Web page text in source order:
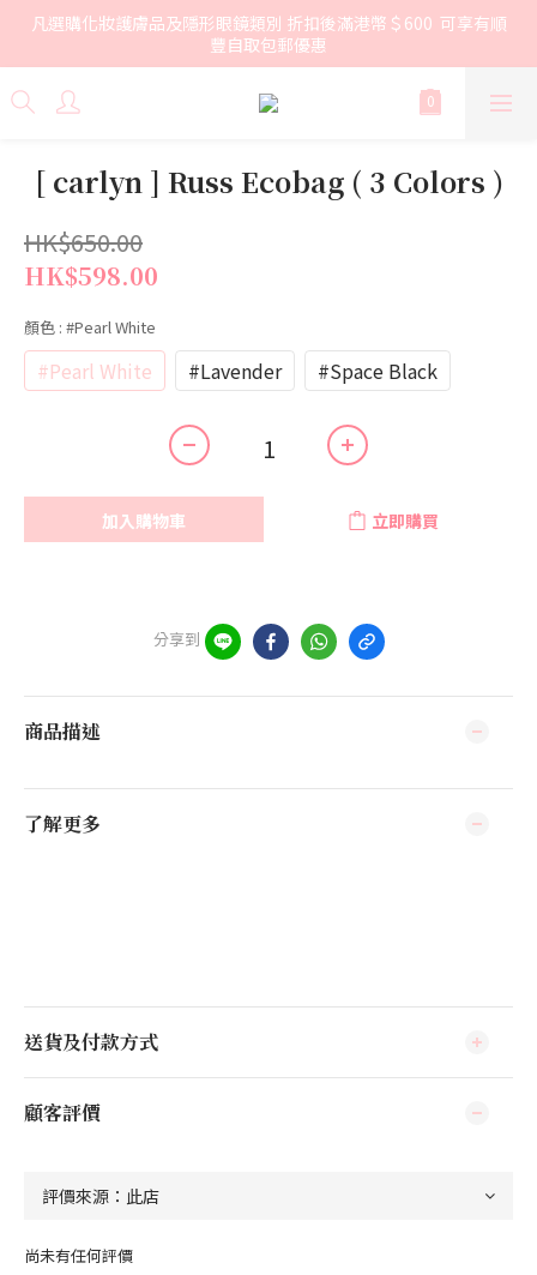
凡選購化妝護膚品及隱形眼鏡類別 折扣後滿港幣＄600  可享有順
豐自取包郵優惠
[ carlyn ] Russ Ecobag ( 3 Colors )
HK$650.00
HK$598.00
顏色 : #Pearl White
#Pearl White #Lavender #Space Black
加入購物車 立即購買
分享到
商品描述
了解更多
送貨及付款方式
顧客評價
尚未有任何評價